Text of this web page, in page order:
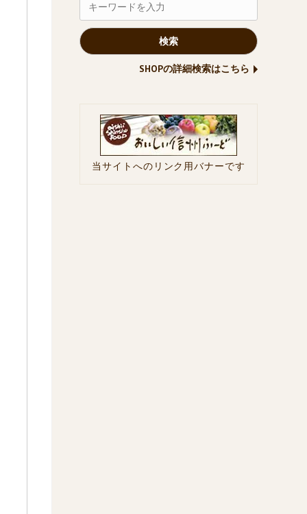
SHOPの詳細検索はこちら
当サイトへのリンク用バナーです